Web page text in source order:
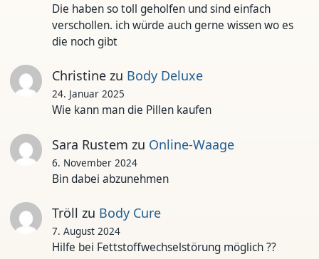
Die haben so toll geholfen und sind einfach
verschollen. ich würde auch gerne wissen wo es
die noch gibt
Christinezu Body Deluxe
24. Januar 2025
Wie kann man die Pillen kaufen
Sara Rustem zu Online-Waage
6. November 2024
Bin dabei abzunehmen
Tröll zu Body Cure
7. August 2024
Hilfe bei Fettstoffwechselstörung möglich ??